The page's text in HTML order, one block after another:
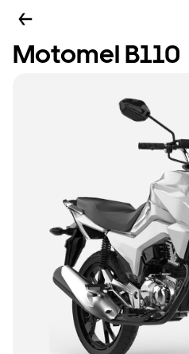
Motomel B110